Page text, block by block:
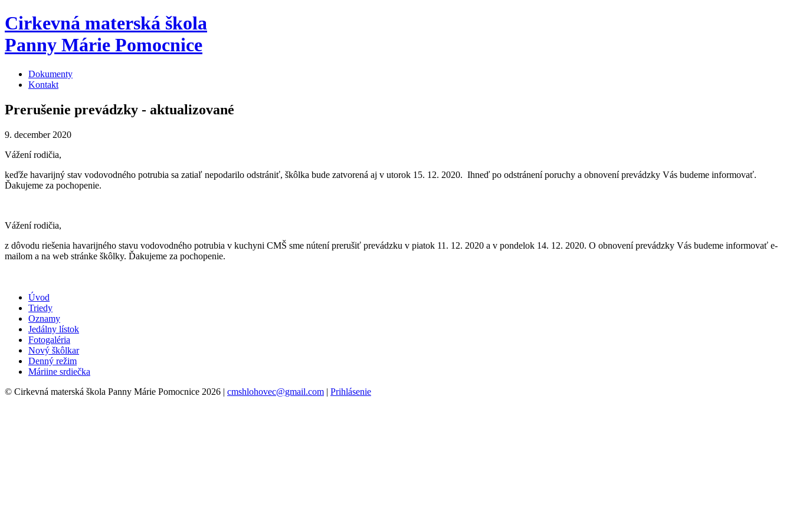
Cirkevná materská škola
Panny Márie Pomocnice
Dokumenty
Kontakt
Prerušenie prevádzky - aktualizované
9. december 2020
Vážení rodičia,
keďže havarijný stav vodovodného potrubia sa zatiaľ nepodarilo odstrániť, škôlka bude zatvorená aj v utorok 15. 12. 2020. Ihneď po odstránení poruchy a obnovení prevádzky Vás budeme informovať.
Ďakujeme za pochopenie.
Vážení rodičia,
z dôvodu riešenia havarijného stavu vodovodného potrubia v kuchyni CMŠ sme nútení prerušiť prevádzku v piatok 11. 12. 2020 a v pondelok 14. 12. 2020. O obnovení prevádzky Vás budeme informovať e-
mailom a na web stránke škôlky. Ďakujeme za pochopenie.
Úvod
Triedy
Oznamy
Jedálny lístok
Fotogaléria
Nový škôlkar
Denný režim
Máriine srdiečka
© Cirkevná materská škola Panny Márie Pomocnice 2026 | cmshlohovec@gmail.com | Prihlásenie